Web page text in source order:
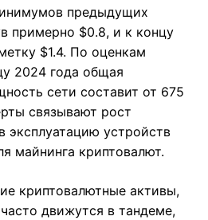
предыдущих
примерно $0.8, и к концу
$1.4. По оценкам
2024 года общая
сети составит от 675
связывают рост
эксплуатацию устройств
майнинга криптовалют.
криптовалютные активы,
движутся в тандеме,